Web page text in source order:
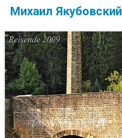
Михаил Якубовский